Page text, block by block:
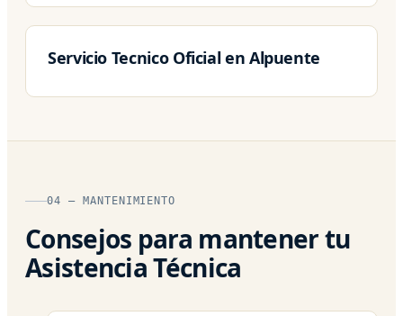
Servicio Tecnico Oficial en Alpuente
04 — MANTENIMIENTO
Consejos para mantener tu
Asistencia Técnica